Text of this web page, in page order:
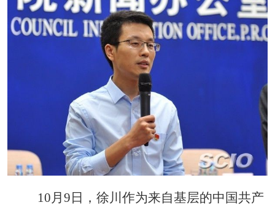
10月9日，徐川作为来自基层的中国共产